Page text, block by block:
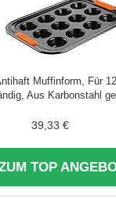
Muffinform, Für
Aus Karbonstahl
39,33 €
TOP